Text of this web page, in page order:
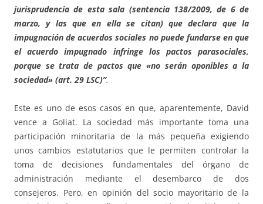
jurisprudencia de esta sala (sentencia 138/2009, de 6 de
marzo, y las que en ella se citan) que declara que la
impugnación de acuerdos sociales no puede fundarse en que
el acuerdo impugnado infringe los pactos parasociales,
porque se trata de pactos que «no serán oponibles a la
sociedad» (art. 29 LSC)”.
Este es uno de esos casos en que, aparentemente, David
vence a Goliat. La sociedad más importante toma una
participación minoritaria de la más pequeña exigiendo
unos cambios estatutarios que le permiten controlar la
toma de decisiones fundamentales del órgano de
administración mediante el desembarco de dos
consejeros. Pero, en opinión del socio mayoritario de la